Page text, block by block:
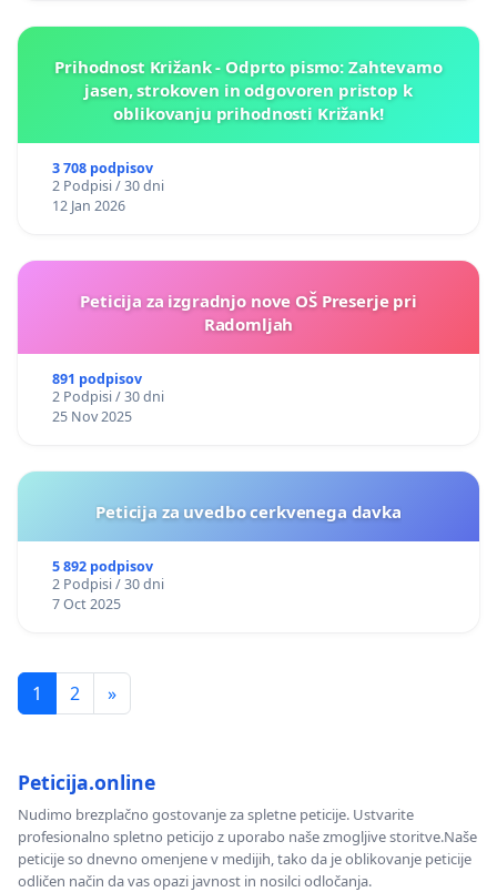
Prihodnost Križank - Odprto pismo: Zahtevamo
jasen, strokoven in odgovoren pristop k
oblikovanju prihodnosti Križank!
3 708 podpisov
2 Podpisi / 30 dni
12 Jan 2026
Peticija za izgradnjo nove OŠ Preserje pri
Radomljah
891 podpisov
2 Podpisi / 30 dni
25 Nov 2025
Peticija za uvedbo cerkvenega davka
5 892 podpisov
2 Podpisi / 30 dni
7 Oct 2025
1 2 »
Peticija.online
Nudimo brezplačno gostovanje za spletne peticije. Ustvarite
profesionalno spletno peticijo z uporabo naše zmogljive storitve.Naše
peticije so dnevno omenjene v medijih, tako da je oblikovanje peticije
odličen način da vas opazi javnost in nosilci odločanja.